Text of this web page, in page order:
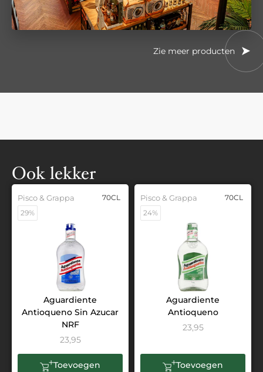
Zie meer producten
Ook lekker
Pisco & Grappa
70CL
29%
Aguardiente
Antioqueno Sin Azucar
NRF
23,95
Toevoegen
Pisco & Grappa
70CL
24%
Aguardiente
Antioqueno
23,95
Toevoegen